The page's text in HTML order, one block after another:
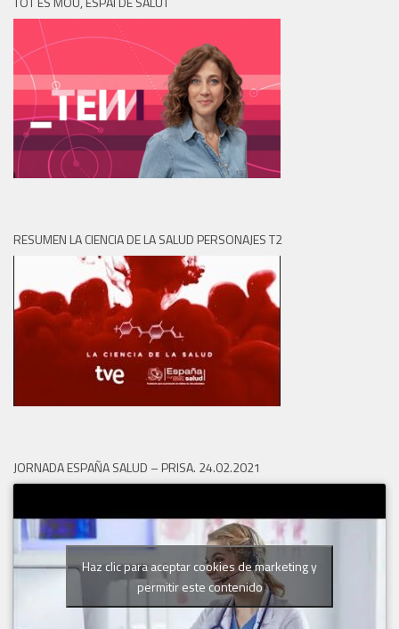
RESUMEN LA CIENCIA DE LA SALUD PERSONAJES T2
JORNADA ESPAÑA SALUD – PRISA. 24.02.2021
Haz clic para aceptar cookies de marketing y
permitir este contenido